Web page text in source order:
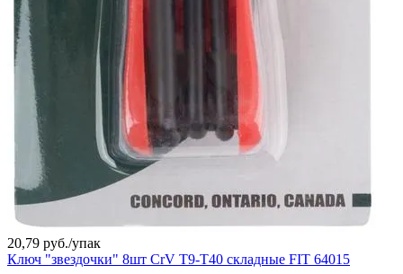
20,79 руб./упак
Ключ "звездочки" 8шт CrV Т9-Т40 складные FIT 64015